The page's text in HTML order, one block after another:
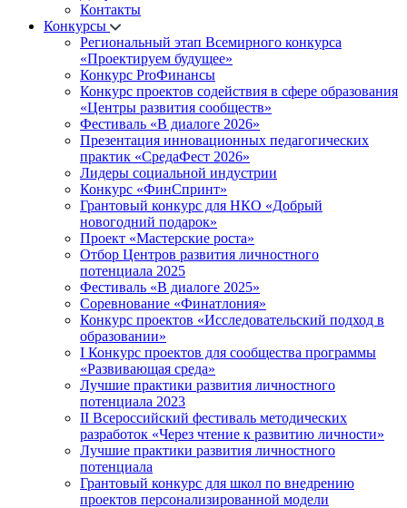
Контакты
Конкурсы
Региональный этап Всемирного конкурса
«Проектируем будущее»
Конкурс ProФинансы
Конкурс проектов содействия в сфере образования
«Центры развития сообществ»
Фестиваль «В диалоге 2026»
Презентация инновационных педагогических
практик «СредаФест 2026»
Лидеры социальной индустрии
Конкурс «ФинСпринт»
Грантовый конкурс для НКО «Добрый
новогодний подарок»
Проект «Мастерские роста»
Отбор Центров развития личностного
потенциала 2025
Фестиваль «В диалоге 2025»
Соревнование «Финатлония»
Конкурс проектов «Исследовательский подход в
образовании»
I Конкурс проектов для сообщества программы
«Развивающая среда»
Лучшие практики развития личностного
потенциала 2023
II Всероссийский фестиваль методических
разработок «Через чтение к развитию личности»
Лучшие практики развития личностного
потенциала
Грантовый конкурс для школ по внедрению
проектов персонализированной модели